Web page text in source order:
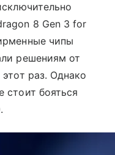
8 Gen 3 for
чипы
решениям от
раз. Однако
стоит бояться